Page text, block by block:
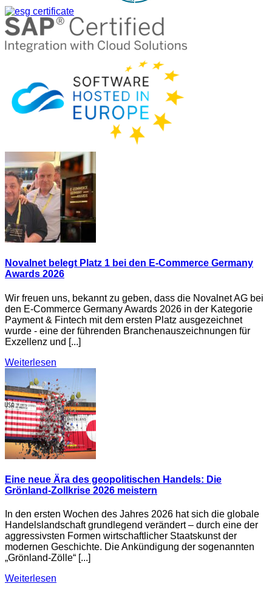
Novalnet belegt Platz 1 bei den E-Commerce Germany
Awards 2026
Wir freuen uns, bekannt zu geben, dass die Novalnet AG bei
den E-Commerce Germany Awards 2026 in der Kategorie
Payment & Fintech mit dem ersten Platz ausgezeichnet
wurde - eine der führenden Branchenauszeichnungen für
Exzellenz und [...]
Weiterlesen
Eine neue Ära des geopolitischen Handels: Die
Grönland-Zollkrise 2026 meistern
In den ersten Wochen des Jahres 2026 hat sich die globale
Handelslandschaft grundlegend verändert – durch eine der
aggressivsten Formen wirtschaftlicher Staatskunst der
modernen Geschichte. Die Ankündigung der sogenannten
„Grönland-Zölle“ [...]
Weiterlesen